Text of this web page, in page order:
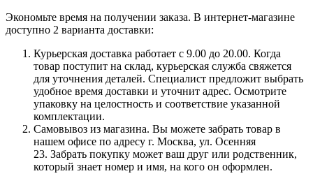
Экономьте время на получении заказа. В интернет-магазине
доступно 2 варианта доставки:
Курьерская доставка работает с 9.00 до 20.00. Когда
товар поступит на склад, курьерская служба свяжется
для уточнения деталей. Специалист предложит выбрать
удобное время доставки и уточнит адрес. Осмотрите
упаковку на целостность и соответствие указанной
комплектации.
Самовывоз из магазина. Вы можете забрать товар в
нашем офисе по адресу г. Москва, ул. Осенняя
23. Забрать покупку может ваш друг или родственник,
который знает номер и имя, на кого он оформлен.